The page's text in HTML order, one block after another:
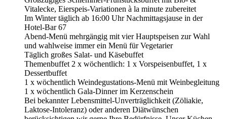
Vitalecke, Eierspeis-Variationen à la minute zubereitet
Im Winter täglich ab 16:00 Uhr Nachmittagsjause in der
Hotel-Bar 67
Abend-Menü mehrgängig mit vier Hauptspeisen zur Wahl
und wahlweise immer ein Menü für Vegetarier
Täglich großes Salat- und Käsebuffet
Themenbuffet 2 x wöchentlich: 1 x Vorspeisenbuffet, 1 x
Dessertbuffet
1 x wöchentlich Weindegustations-Menü mit Weinbegleitung
1 x wöchentlich Gala-Dinner im Kerzenschein
Bei bekannter Lebensmittel-Unverträglichkeit (Zöliakie,
Laktose-Intoleranz) oder anderen Diätwünschen